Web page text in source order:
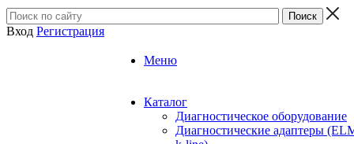
Вход Регистрация
Меню
Каталог
Диагностическое оборудование
Диагностические адаптеры